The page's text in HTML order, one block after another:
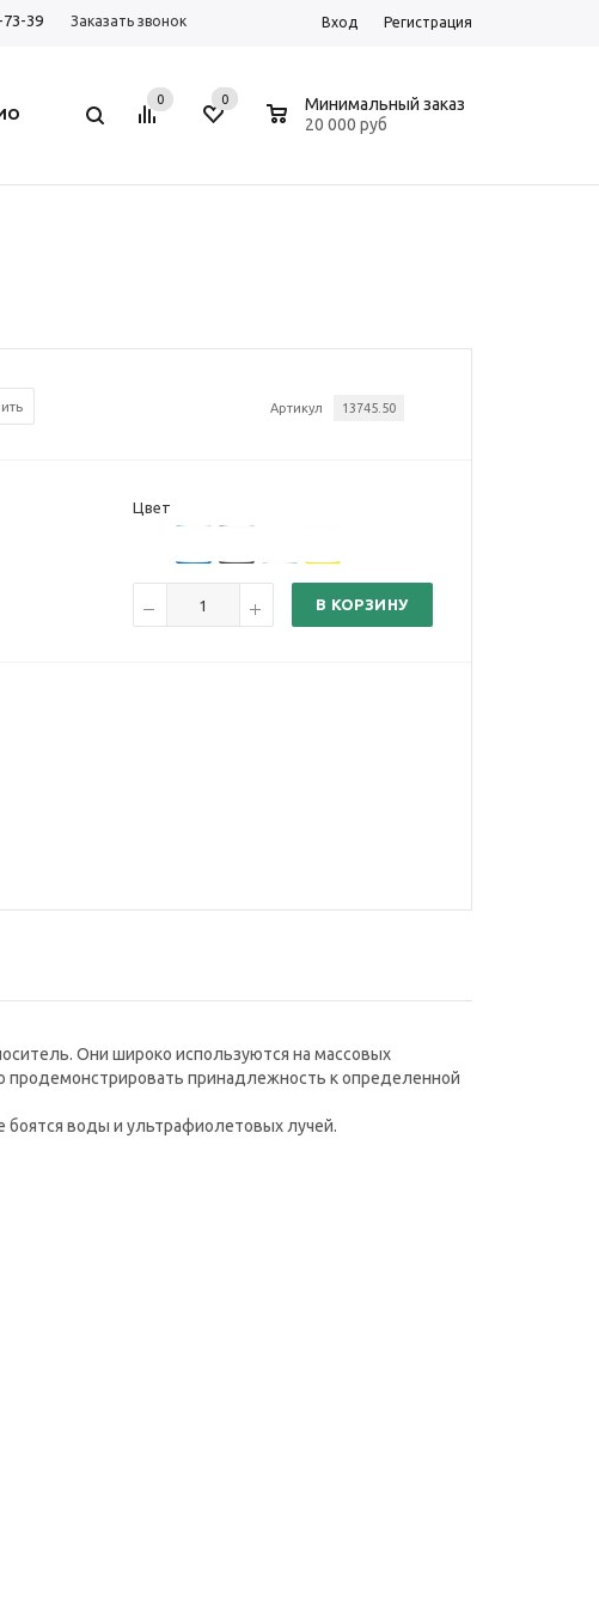
73-39 Заказать звонок Вход Регистрация
0 0
Минимальный заказ
20 000 руб
Артикул 13745.50
Цвет
В КОРЗИНУ
Они широко используются на массовых
продемонстрировать принадлежность к определенной
воды и ультрафиолетовых лучей.